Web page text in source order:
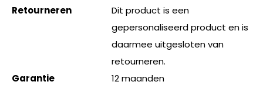
Retourneren
Dit product is een
gepersonaliseerd product en is
daarmee uitgesloten van
retourneren.
Garantie
12 maanden